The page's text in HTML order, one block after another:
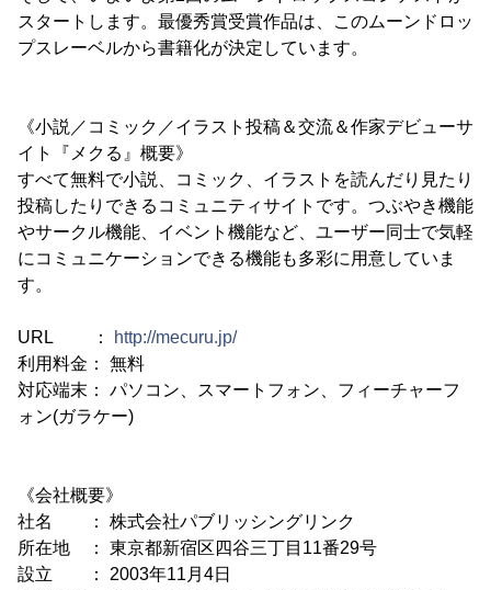
スタートします。最優秀賞受賞作品は、このムーンドロッ
プスレーベルから書籍化が決定しています。
《小説／コミック／イラスト投稿＆交流＆作家デビューサ
イト『メクる』概要》
すべて無料で小説、コミック、イラストを読んだり見たり
投稿したりできるコミュニティサイトです。つぶやき機能
やサークル機能、イベント機能など、ユーザー同士で気軽
にコミュニケーションできる機能も多彩に用意していま
す。
URL ：
http://mecuru.jp/
利用料金： 無料
対応端末： パソコン、スマートフォン、フィーチャーフ
ォン(ガラケー)
《会社概要》
社名 ： 株式会社パブリッシングリンク
所在地 ： 東京都新宿区四谷三丁目11番29号
設立 ： 2003年11月4日